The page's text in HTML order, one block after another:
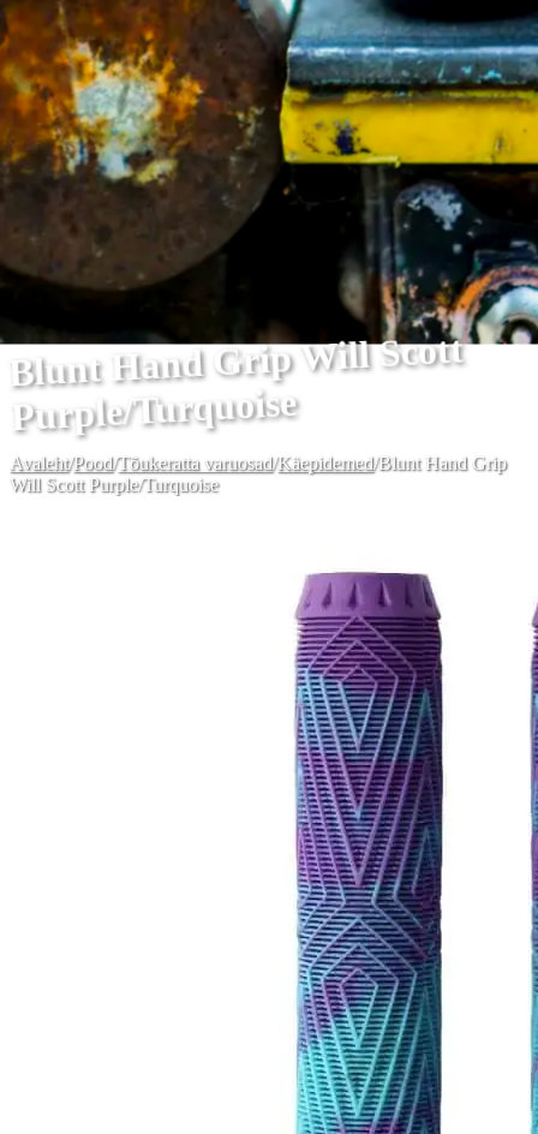
Blunt Hand Grip Will Scott
Purple/Turquoise
Avaleht/Pood/Tõukeratta varuosad/Käepidemed/Blunt Hand Grip
Will Scott Purple/Turquoise